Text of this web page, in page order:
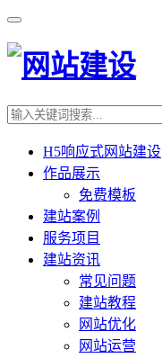
H5响应式网站建设
作品展示
免费模板
建站案例
服务项目
建站资讯
常见问题
建站教程
网站优化
网站运营